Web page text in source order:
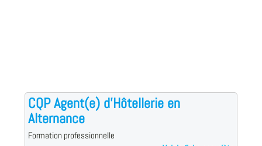
CQP Agent(e) d'Hôtellerie en
Alternance
Formation professionnelle